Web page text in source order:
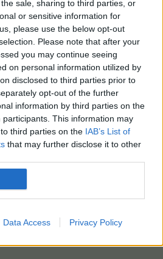
sale, sharing to third parties, or
or sensitive information for
please use the below opt-out
Please note that after your
you may continue seeing
on personal information utilized by
disclosed to third parties prior to
opt-out of the further
information by third parties on the
participants. This information may
third parties on the IAB’s List of
that may further disclose it to other
Data Access Privacy Policy